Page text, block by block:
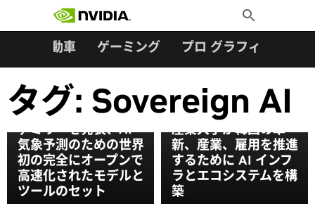
Toggle
Search
自動車 ゲーミング プロ グラフィックス
タグ: Sovereign AI
NVIDIA が「Earth-
2」オープンモデル フ
ァミリーを発表、AI
気象予測のための世界
初の完全にオープンで
高速化されたモデルと
ツールのセット
NVIDIA、韓国政府、
産業大手が韓国の革
新、産業、雇用を推進
するために AI インフ
ラとエコシステムを構
築